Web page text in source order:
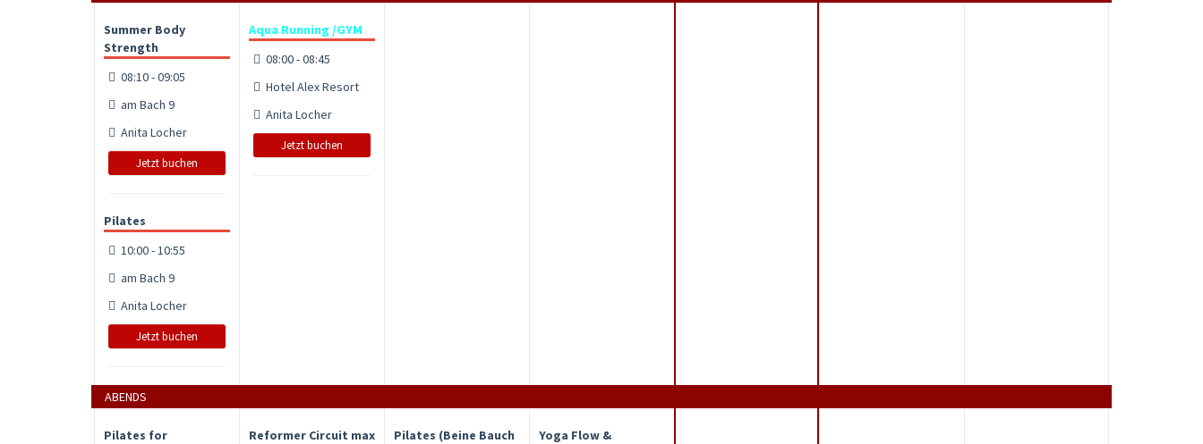
Summer Body
Strength
08:10 - 09:05
am Bach 9
Anita Locher
Jetzt buchen
Pilates
10:00 - 10:55
am Bach 9
Anita Locher
Jetzt buchen
Aqua Running /GYM
08:00 - 08:45
Hotel Alex Resort
Anita Locher
Jetzt buchen
ABENDS
Pilates for
Reformer Circuit max
Pilates (Beine Bauch
Yoga Flow &